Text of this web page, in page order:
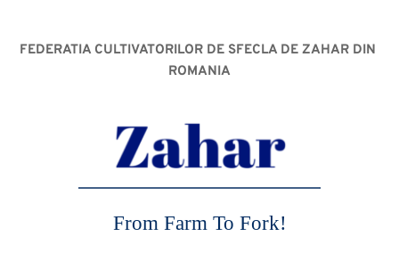
FEDERATIA CULTIVATORILOR DE SFECLA DE ZAHAR DIN
ROMANIA
From Farm To Fork!